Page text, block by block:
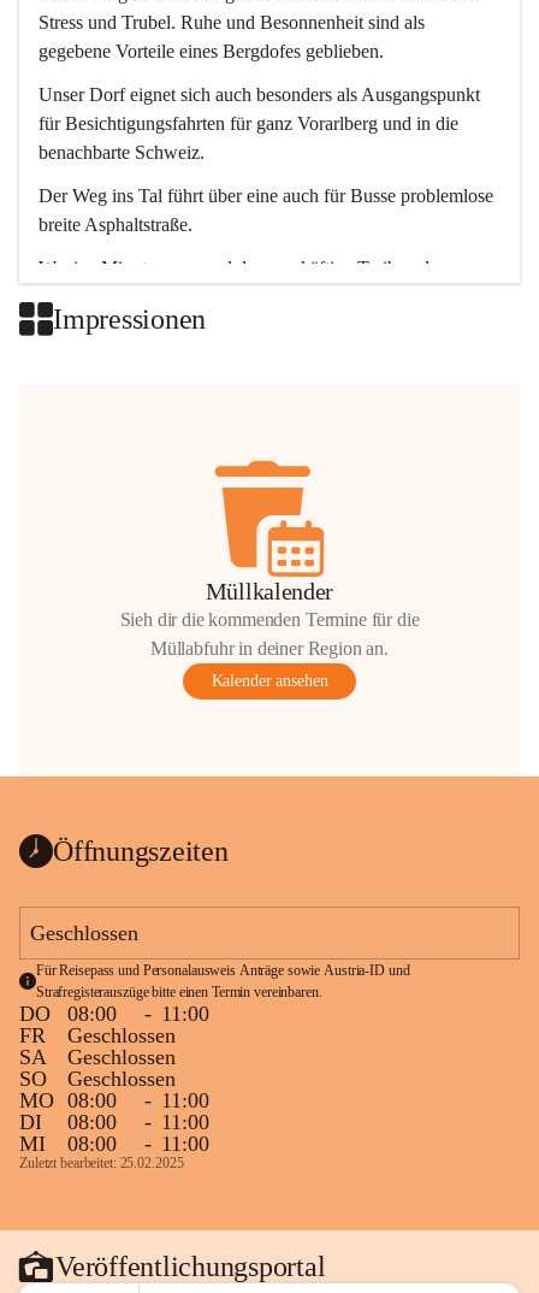
Stress und Trubel. Ruhe und Besonnenheit sind als
gegebene Vorteile eines Bergdofes geblieben.
Unser Dorf eignet sich auch besonders als Ausgangspunkt
für Besichtigungsfahrten für ganz Vorarlberg und in die
benachbarte Schweiz.
Der Weg ins Tal führt über eine auch für Busse problemlose
breite Asphaltstraße.
Wenige Minuten nur, und das geschäftige Treiben der
Impressionen
Müllkalender
Sieh dir die kommenden Termine für die
Müllabfuhr in deiner Region an.
Kalender ansehen
Öffnungszeiten
Geschlossen
Für Reisepass und Personalausweis Anträge sowie Austria-ID und
Strafregisterauszüge bitte einen Termin vereinbaren.
DO 08:00 - 11:00
FR
Geschlossen
SA
Geschlossen
SO
Geschlossen
MO 08:00 - 11:00
DI
08:00 - 11:00
MI
08:00 - 11:00
Zuletzt bearbeitet: 25.02.2025
Veröffentlichungsportal